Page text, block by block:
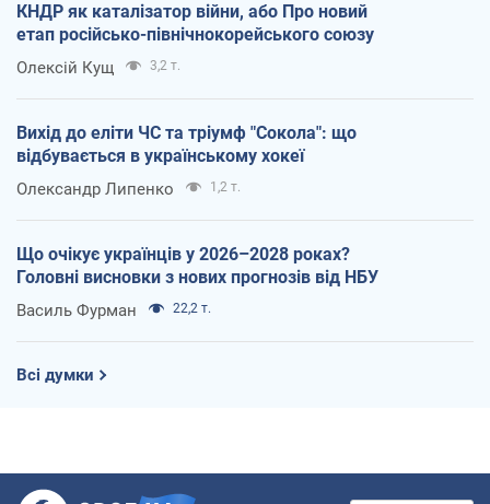
КНДР як каталізатор війни, або Про новий
етап російсько-північнокорейського союзу
Олексій Кущ 3,2 т.
Вихід до еліти ЧС та тріумф "Сокола": що
відбувається в українському хокеї
Олександр Липенко 1,2 т.
Що очікує українців у 2026–2028 роках?
Головні висновки з нових прогнозів від НБУ
Василь Фурман 22,2 т.
Всі думки